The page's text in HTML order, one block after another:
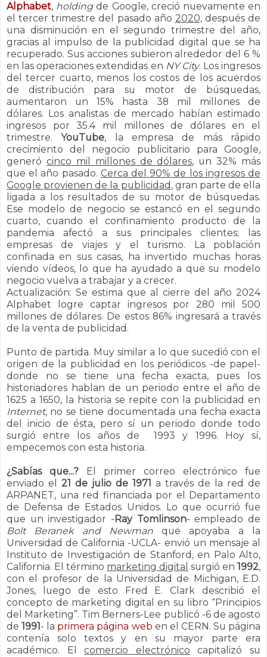
Alphabet, holdingde Google, creció nuevamente en
el tercer trimestre del pasado año 2020,después de
una disminución en el segundo trimestre del año,
gracias al impulso de la publicidad digital que se ha
recuperado. Sus acciones subieron alrededor del 6 %
en las operaciones extendidas en NY City. Los ingresos
del tercer cuarto, menos los costos de los acuerdos
de distribución para su motor de búsquedas,
aumentaron un 15% hasta 38 mil millones de
dólares. Los analistas de mercado habían estimado
ingresos por 35.4 mil millones de dólares en el
trimestre.YouTube, la empresa de más rápido
crecimiento del negocio publicitario para Google,
generó cinco mil millones de dólares, un 32% más
que el año pasado. Cerca del 90% de los ingresos de
Google provienen de la publicidad , gran parte de ella
ligada a los resultados de su motor de búsquedas.
Ese modelo de negocio se estancó en el segundo
cuarto, cuando el confinamiento producto de la
pandemia afectó a sus principales clientes; las
empresas de viajes y el turismo. La población
confinada en sus casas, ha invertido muchas horas
viendo vídeos, lo que ha ayudado a que su modelo
negocio vuelva a trabajar y a crecer.
Actualización: Se estima que al cierre del año 2024
Alphabet logre captar ingresos por 280 mil 500
millones de dólares. De estos 86% ingresará a través
de la venta de publicidad.
Punto de partida. Muy similar a lo que sucedió con el
origen de la publicidad en los periódicos -de papel-
donde no se tiene una fecha exacta, pues los
historiadores hablan de un periodo entre el año de
1625 a 1650, la historia se repite con la publicidad en
Internet, no se tiene documentada una fecha exacta
del inicio de ésta, pero sí un periodo donde todo
surgió entre los años de 1993 y 1996. Hoy sí,
empecemos con esta historia.
¿Sabías que...?
El primer correo electrónico fue
enviado el 21 de julio de 1971 a través de la red de
ARPANET, una red financiada por el Departamento
de Defensa de Estados Unidos. Lo que ocurrió fue
que un investigador -Ray Tomlinson- empleado de
Bolt Beranek and Newmanque apoyaba a la
Universidad de California -UCLA- envió un mensaje al
Instituto de Investigación de Stanford, en Palo Alto,
California. El término marketing digital surgió en 1992,
con el profesor de la Universidad de Michigan, E.D.
Jones, luego de esto Fred E. Clark describió el
concepto de marketing digital en su libro “Principios
del Marketing”. Tim Berners-Lee publicó -6 de agosto
de1991- la primera página web en el CERN. Su página
contenía solo textos y en su mayor parte era
académico. Elcomercio electrónico capitalizó su